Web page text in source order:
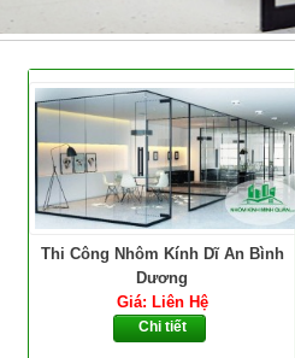
Thi Công Nhôm Kính Dĩ An Bình
Dương
Giá: Liên Hệ
Chi tiết